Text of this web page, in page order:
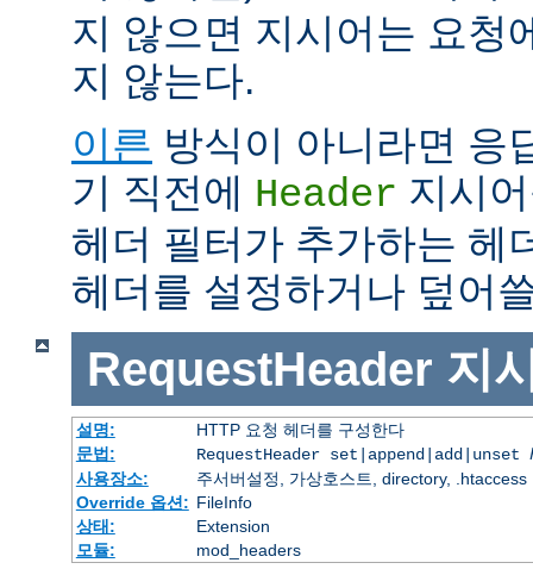
지 않으면 지시어는 요청
지 않는다.
이른 방식이 아니라면 응
기 직전에 Header 지시
헤더 필터가 추가하는 헤
헤더를 설정하거나 덮어
RequestHeader 지
설명:
HTTP 요청 헤더를 구성한다
문법:
RequestHeader set|append|add|unset
사용장소:
주서버설정, 가상호스트, directory, .htaccess
Override 옵션: FileInfo
상태:
Extension
모듈:
mod_headers